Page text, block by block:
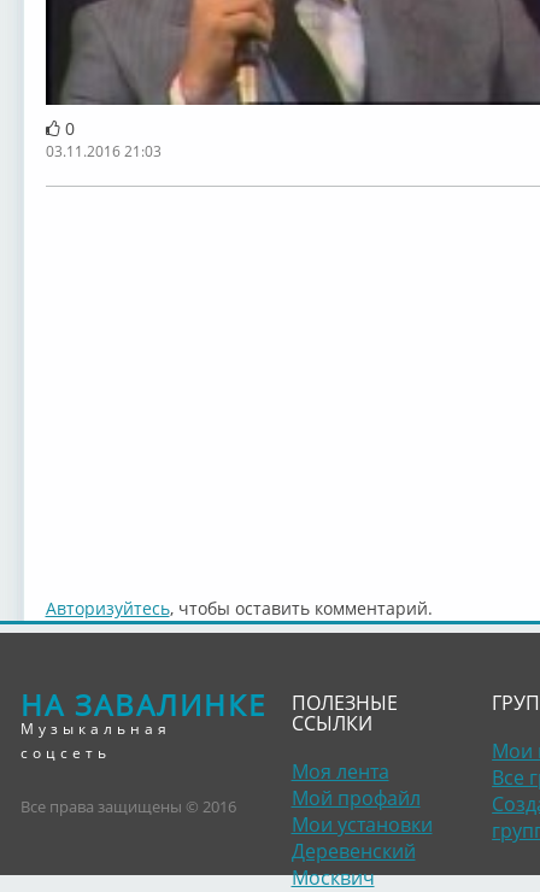
0
03.11.2016 21:03
Авторизуйтесь, чтобы оставить комментарий.
НА ЗАВАЛИНКЕ
Музыкальная
соцсеть
Все права защищены © 2016
ПОЛЕЗНЫЕ
ССЫЛКИ
Моя лента
Мой профайл
Мои установки
Деревенский
Москвич
Мои
Все